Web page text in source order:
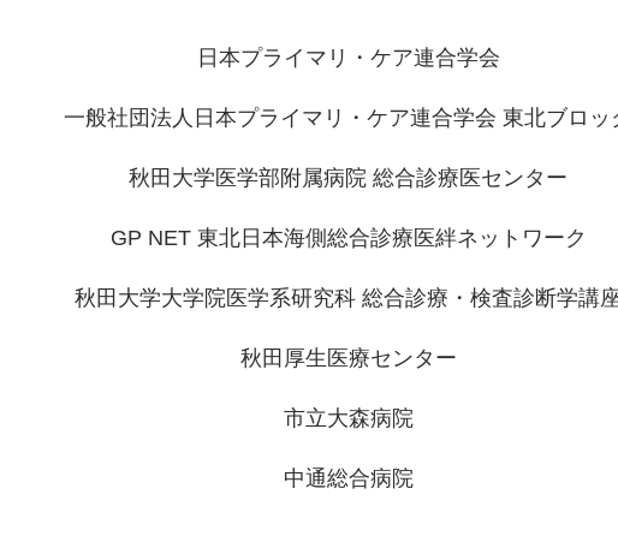
日本プライマリ・ケア連合学会
一般社団法人日本プライマリ・ケア連合学会 東北ブロッ
秋田大学医学部附属病院 総合診療医センター
GP NET 東北日本海側総合診療医絆ネットワーク
秋田大学大学院医学系研究科 総合診療・検査診断学講
秋田厚生医療センター
市立大森病院
​中通総合病院